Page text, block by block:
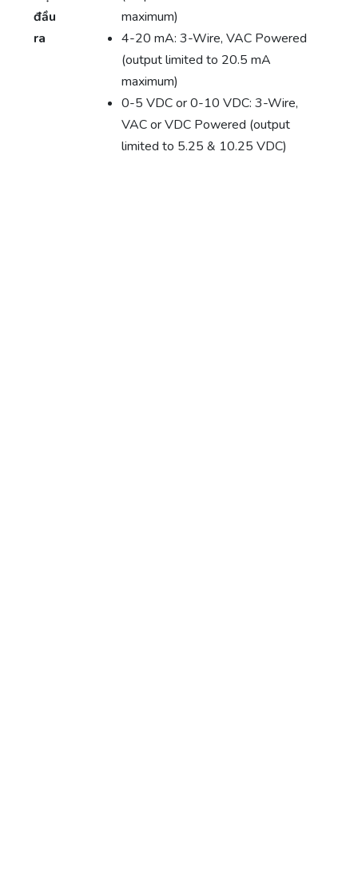
đầu
ra
maximum)
4-20 mA: 3-Wire, VAC Powered
(output limited to 20.5 mA
maximum)
0-5 VDC or 0-10 VDC: 3-Wire,
VAC or VDC Powered (output
limited to 5.25 & 10.25 VDC)